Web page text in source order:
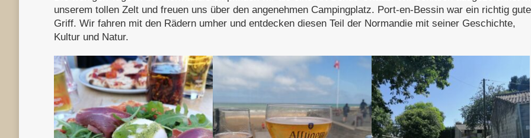
unserem tollen Zelt und freuen uns über den angenehmen Campingplatz. Port-en-Bessin war ein richtig
Griff. Wir fahren mit den Rädern umher und entdecken diesen Teil der Normandie mit seiner Geschichte,
Kultur und Natur.